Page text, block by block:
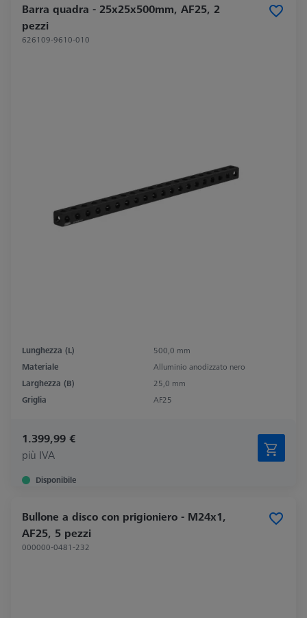
Barra quadra - 25x25x500mm, AF25, 2
pezzi
626109-9610-010
Lunghezza (L)
500,0 mm
Materiale
Alluminio anodizzato nero
Larghezza (B)
25,0 mm
Griglia
AF25
1.399,99 €
più IVA
Disponibile
Bullone a disco con prigioniero - M24x1,
AF25, 5 pezzi
000000-0481-232